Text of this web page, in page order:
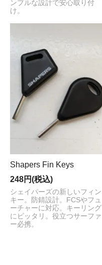
ンプルな設計で安心取り付
け。
Shapers Fin Keys
248円(税込)
シェイパーズの新しいフィン
キー。防錆設計。FCSやフュ
ーチャーに対応。キーリング
にピッタリ。役立つサーファ
ー必携。